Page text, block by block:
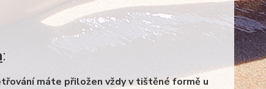
:
máte přiložen vždy v tištěné formě u